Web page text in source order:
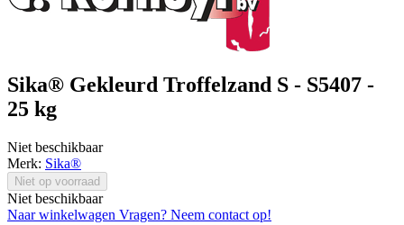
Sika® Gekleurd Troffelzand S - S5407 -
25 kg
Niet beschikbaar
Merk: Sika®
Niet op voorraad
Niet beschikbaar
Naar winkelwagen Vragen? Neem contact op!